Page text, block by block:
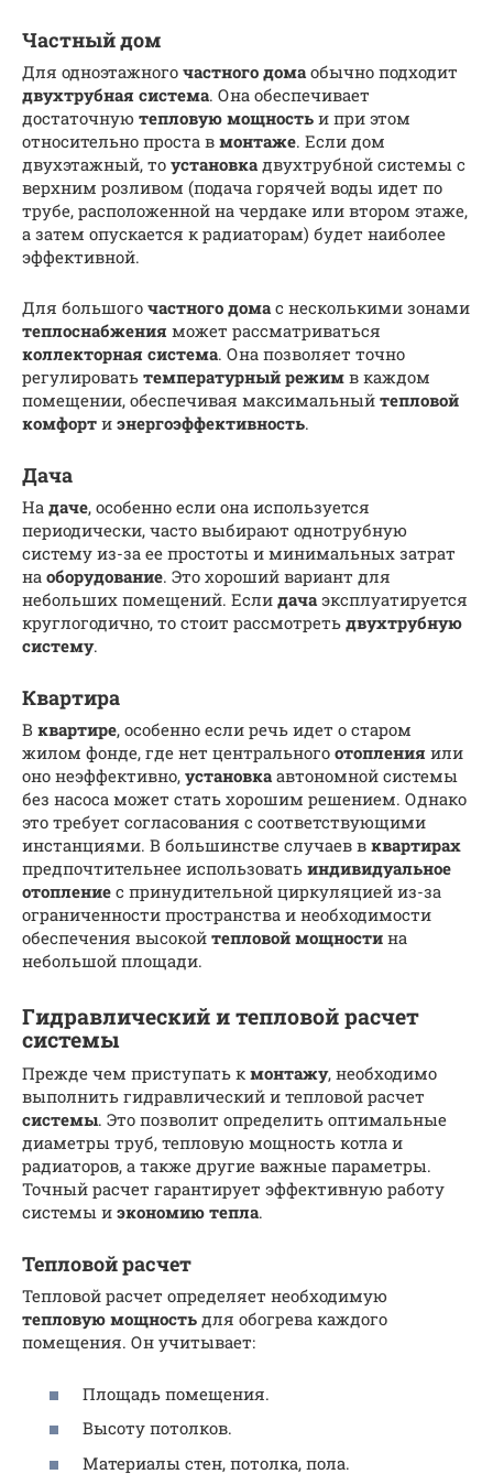
Частный дом
Для одноэтажного частного домаобычно подходит
двухтрубная система. Она обеспечивает
достаточную тепловую мощность и при этом
относительно проста в монтаже. Если дом
двухэтажный, то установкадвухтрубной системы с
верхним розливом (подача горячей воды идет по
трубе, расположенной на чердаке или втором этаже,
а затем опускается к радиаторам) будет наиболее
эффективной.
Для большого частного домас несколькими зонами
теплоснабжения может рассматриваться
коллекторная система. Она позволяет точно
регулировать температурный режим в каждом
помещении, обеспечивая максимальный тепловой
комфорт и энергоэффективность.
Дача
На даче, особенно если она используется
периодически, часто выбирают однотрубную
систему из-за ее простоты и минимальных затрат
на оборудование. Это хороший вариант для
небольших помещений. Если дачаэксплуатируется
круглогодично, то стоит рассмотреть двухтрубную
систему.
Квартира
В квартире, особенно если речь идет о старом
жилом фонде, где нет центрального отопления или
оно неэффективно, установкаавтономной системы
без насоса может стать хорошим решением. Однако
это требует согласования с соответствующими
инстанциями. В большинстве случаев в квартирах
предпочтительнее использовать индивидуальное
отопление с принудительной циркуляцией из-за
ограниченности пространства и необходимости
обеспечения высокой тепловой мощности на
небольшой площади.
Гидравлический и тепловой расчет
системы
Прежде чем приступать к монтажу, необходимо
выполнить гидравлический и тепловой расчет
системы. Это позволит определить оптимальные
диаметры труб, тепловую мощность котла и
радиаторов, а также другие важные параметры.
Точный расчет гарантирует эффективную работу
системы и экономию тепла.
Тепловой расчет
Тепловой расчет определяет необходимую
тепловую мощность для обогрева каждого
помещения. Он учитывает:
Площадь помещения.
Высоту потолков.
Материалы стен, потолка, пола.